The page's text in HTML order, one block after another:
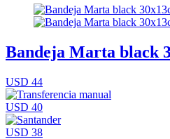
Bandeja Marta black
USD 44
USD 40
USD 38